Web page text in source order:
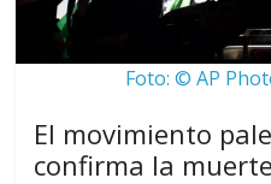
Foto: © AP
El movimiento
confirma la